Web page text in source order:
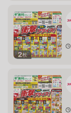
2枚